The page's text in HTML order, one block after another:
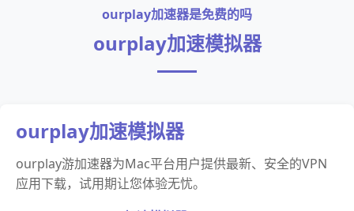
ourplay加速器是免费的吗
ourplay加速模拟器
ourplay加速模拟器
ourplay游加速器为Mac平台用户提供最新、安全的VPN
应用下载，试用期让您体验无忧。